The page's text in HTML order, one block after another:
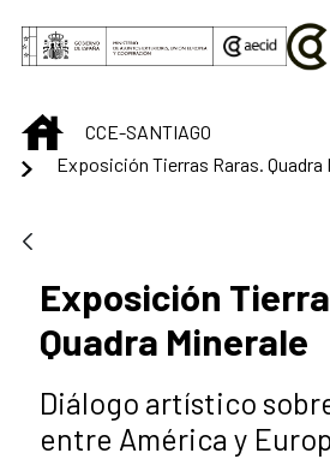
Saltar al contenido principal
INICIOCCE-SANTIAGO
Exposición Tierras Raras. Quadra
Exposición
Quadra Minerale
Diálogo artístico
entre América y